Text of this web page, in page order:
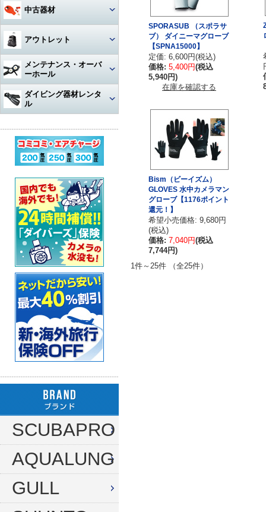
冬用アクセサリー・暖かアイテ
ム
キーホルダー
耳栓・耳抜きアイテム
トラベルグッズ
水中遊び道具
ログタンク
保護アイテム
フラッグ
防水アイテム
その他
アパレルその他
ホース‐ゲージ（高圧）
ホース‐ドライスーツ
ホース‐その他
洗浄用品
アダプター
パーツ・その他
アクセサリー・その他
ウェットスーツ
ドライスーツ
フード
ウェイト
フーカー関連
水中通話装置
作業用道具
激レアアイテム
タンク
タンク
移充填ホース
タンクアクセサリー・その他
簡易潜水器具・緊急浮上用セッ
水中スクーター
水中銃(スピアガン)・手モリ
シャフト
シャフトアクセサリー
スリングゴム
モリ先
ウィッシュボン
ライン
バンジー
リール
パーツ・アクセサリー
フロート
ストリンガー
ラインワインダー
手モリ・パラライザー
手モリアクセサリー
スカリ・網
コンプレッサー本体
ステッカー
超音波洗浄機
超音波洗浄機
アクセサリー・その他
その他
中古器材
カメラ関連
ダイブコンピュータ
重器材
レギュレター
オクトパス
ゲージ
BCジャケット
オクトパスインフレーター
（AIR-2等）
インフレーター
セット
軽器材
マスク
スノーケル
フィン
ブーツ
グローブ
セット
スーツ
ウェットスーツ
ドライスーツ
フード・ベスト
ボートコート
バッグ
メッシュバッグ
キャスター・キャリーバッグ
ハードケース
ウォータープルーフバッグ
ペリカンケース
レギュレターバッグ
スーツバッグ
その他
アクセサリー
ナイフ
カラビナ・フック
ホース、ゲージ、オクトパス
ホルダー
スレート
指示棒
マスク曇り止め
ベル・シェーカー
リール
その他
水中ライト
ウェイト
セーフティーグッズ
フロート・シグナルブイ
ホーン・ブザー
ライフジャケット
アクセサリー・その他
タンク
簡易潜水器具
水中銃(スピアガン)・手モリ関
その他
アウトレット
重器材
軽器材
その他
メンテナンス・オーバ
ーホール
レギュレター（1st+2nd）オー
バーホール
ゲージ オーバーホール
インフレーターオクトパス
インフレーター オーバーホー
BC（インフレーター含む）オ
ーバーホール
タンク耐圧検査
タンクバルブ オーバーホール
ダイブコンピューター バッテ
リー交換
エアチャージ
ダイビング器材レンタ
ル
ドライスーツ
キッズ用ウェットスーツ
重器材セット
スノーケリング3点セット
スノーケリングセット
レギュレター
BCジャケット
ゲージ
オクトパス
ダイブコンピューター
タンク（4・8・10L）
タンク（12・14L）
タンク（250気圧）
タンク（300気圧）
マスク
SCUBAPRO
AQUALUNG
GULL
SPORASUB （スポラサ
ブ） ダイニーマグローブ
【SPNA15000】
定価: 6,600円(税込)
価格: 5,400円(税込
5,940円)
在庫を確認する
Bism（ビーイズム）
GLOVES 水中カメラマン
グローブ【1176ポイント
還元！】
希望小売価格: 9,680円
(税込)
価格: 7,040円(税込
7,744円)
1件～25件 （全25件）